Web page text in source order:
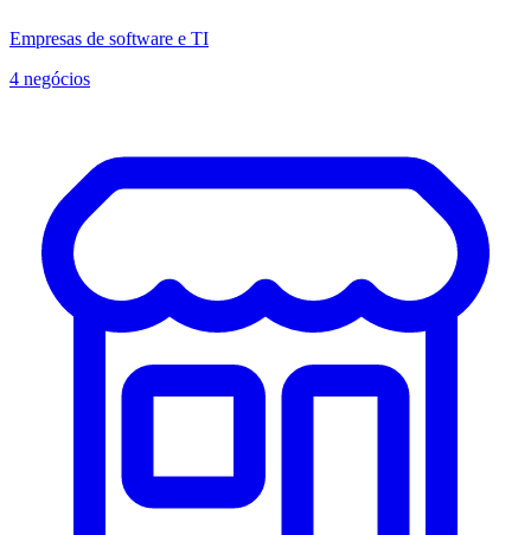
Empresas de software e TI
4 negócios